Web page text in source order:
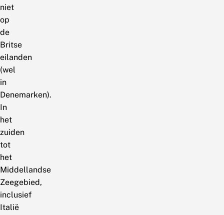
niet
op
de
Britse
eilanden
(wel
in
Denemarken).
In
het
zuiden
tot
het
Middellandse
Zeegebied,
inclusief
Italië